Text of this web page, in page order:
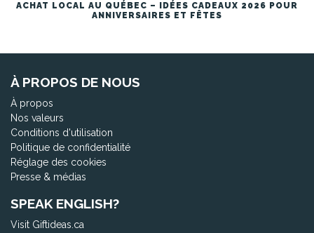
ACHAT LOCAL AU QUÉBEC – IDÉES CADEAUX 2026 POUR
ANNIVERSAIRES ET FÊTES
À PROPOS DE NOUS
À propos
Nos valeurs
Conditions d'utilisation
Politique de confidentialité
Réglage des cookies
Presse & médias
SPEAK ENGLISH?
Visit Giftideas.ca